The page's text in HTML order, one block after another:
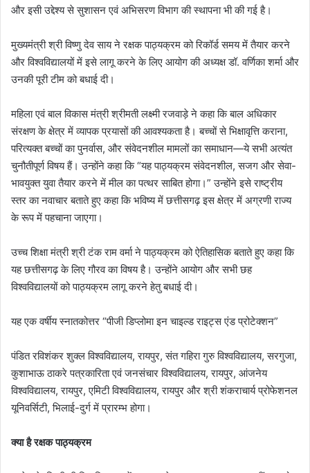
और इसी उद्देश्य से सुशासन एवं अभिसरण विभाग की स्थापना भी की गई है।
मुख्यमंत्री श्री विष्णु देव साय ने रक्षक पाठ्यक्रम को रिकॉर्ड समय में तैयार करने
और विश्वविद्यालयों में इसे लागू करने के लिए आयोग की अध्यक्ष डॉ. वर्णिका शर्मा और
उनकी पूरी टीम को बधाई दी।
महिला एवं बाल विकास मंत्री श्रीमती लक्ष्मी रजवाड़े ने कहा कि बाल अधिकार
संरक्षण के क्षेत्र में व्यापक प्रयासों की आवश्यकता है। बच्चों से भिक्षावृत्ति कराना,
परित्यक्त बच्चों का पुनर्वास, और संवेदनशील मामलों का समाधान—ये सभी अत्यंत
चुनौतीपूर्ण विषय हैं। उन्होंने कहा कि “यह पाठ्यक्रम संवेदनशील, सजग और सेवा-
भावयुक्त युवा तैयार करने में मील का पत्थर साबित होगा।” उन्होंने इसे राष्ट्रीय
स्तर का नवाचार बताते हुए कहा कि भविष्य में छत्तीसगढ़ इस क्षेत्र में अग्रणी राज्य
के रूप में पहचाना जाएगा।
उच्च शिक्षा मंत्री श्री टंक राम वर्मा ने पाठ्यक्रम को ऐतिहासिक बताते हुए कहा कि
यह छत्तीसगढ़ के लिए गौरव का विषय है। उन्होंने आयोग और सभी छह
विश्वविद्यालयों को पाठ्यक्रम लागू करने हेतु बधाई दी।
यह एक वर्षीय स्नातकोत्तर “पीजी डिप्लोमा इन चाइल्ड राइट्स एंड प्रोटेक्शन”
पंडित रविशंकर शुक्ल विश्वविद्यालय, रायपुर, संत गहिरा गुरु विश्वविद्यालय, सरगुजा,
कुशाभाऊ ठाकरे पत्रकारिता एवं जनसंचार विश्वविद्यालय, रायपुर, आंजनेय
विश्वविद्यालय, रायपुर, एमिटी विश्वविद्यालय, रायपुर और श्री शंकराचार्य प्रोफेशनल
यूनिवर्सिटी, भिलाई-दुर्ग में प्रारम्भ होगा।
क्या है रक्षक पाठ्यक्रम